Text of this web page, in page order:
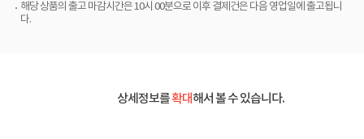
해당 상품의 출고 마감시간은 10시 00분으로 이후 결제건은 다음 영업일에 출고됩니
다.
상세정보를확대해서 볼 수 있습니다.